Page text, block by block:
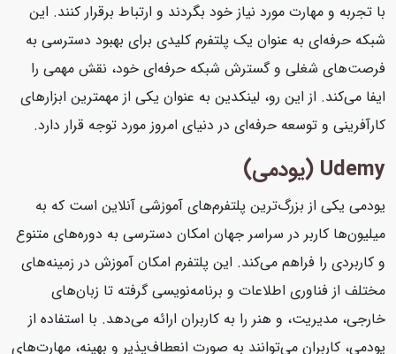
با تجربه و مهارت مورد نیاز خود بگردند و ارتباط برقرار کنند. این
شبکه حرفه‌ای به عنوان یک پلتفرم کلیدی برای بهبود دسترسی به
فرصت‌های شغلی و گسترش شبکه حرفه‌ای خود، نقش مهمی را
ایفا می‌کند. از این رو، لینکدین به عنوان یکی از مهمترین ابزارهای
کارآفرینی و توسعه حرفه‌ای در دنیای امروز مورد توجه قرار دارد.
Udemy (یودمی)
یودمی یکی از بزرگ‌ترین پلتفرم‌های آموزشی آنلاین است که به
میلیون‌ها کاربر در سراسر جهان امکان دسترسی به دوره‌های متنوع
و کاربردی را فراهم می‌کند. این پلتفرم امکان آموزش در زمینه‌های
مختلف از فناوری اطلاعات و برنامه‌نویسی گرفته تا زبان‌های
خارجی، مدیریت، و هنر را به کاربران ارائه می‌دهد. با استفاده از
یودمی، کاربران می‌توانند به صورت انعطاف‌پذیر و بهینه، مهارت‌های